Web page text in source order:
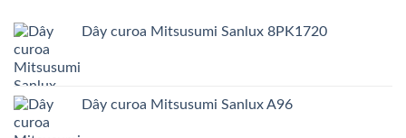
Dây curoa Mitsusumi Sanlux 8PK1720
Dây curoa Mitsusumi Sanlux A96